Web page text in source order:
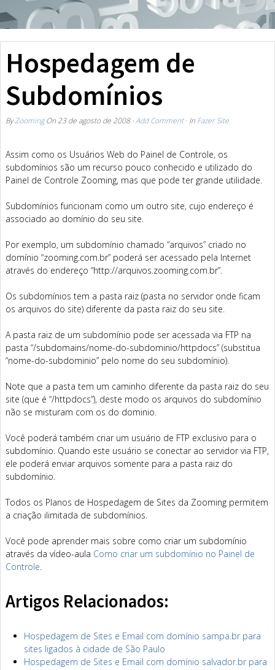
Hospedagem de
Subdomínios
ByZoomingOn 23 de agosto de 2008· Add Comment· In Fazer Site
Assim como os Usuários Web do Painel de Controle, os
subdomínios são um recurso pouco conhecido e utilizado do
Painel de Controle Zooming, mas que pode ter grande utilidade.
Subdomínios funcionam como um outro site, cujo endereço é
associado ao domínio do seu site.
Por exemplo, um subdomínio chamado “arquivos” criado no
domínio “zooming.com.br” poderá ser acessado pela Internet
através do endereço “http://arquivos.zooming.com.br”.
Os subdomínios tem a pasta raiz (pasta no servidor onde ficam
os arquivos do site) diferente da pasta raiz do seu site.
A pasta raiz de um subdomínio pode ser acessada via FTP na
pasta “/subdomains/nome-do-subdominio/httpdocs” (substitua
“nome-do-subdominio” pelo nome do seu subdomínio).
Note que a pasta tem um caminho diferente da pasta raiz do seu
site (que é “/httpdocs”), deste modo os arquivos do subdomínio
não se misturam com os do dominio.
Você poderá também criar um usuário de FTP exclusivo para o
subdomínio. Quando este usuário se conectar ao servidor via FTP,
ele poderá enviar arquivos somente para a pasta raiz do
subdomínio.
Todos os Planos de Hospedagem de Sites da Zooming permitem
a criação ilimitada de subdomínios.
Você pode aprender mais sobre como criar um subdomínio
através da vídeo-aula Como criar um subdomínio no Painel de
Controle.
Artigos Relacionados:
Hospedagem de Sites e Email com domínio sampa.br para
sites ligados à cidade de São Paulo
Hospedagem de Sites e Email com domínio salvador.br para